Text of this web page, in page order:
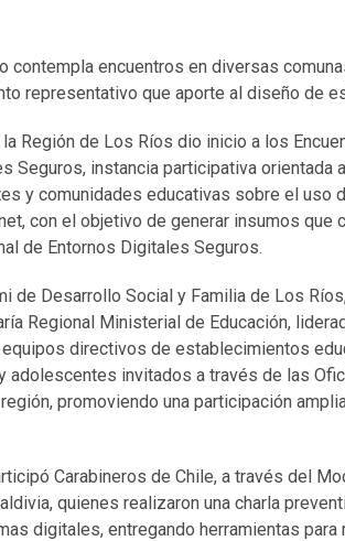
contempla encuentros en diversas
representativo que aporte al diseño de
Región de Los Ríos dio inicio a los
Seguros, instancia participativa orientada
y comunidades educativas sobre el uso
con el objetivo de generar insumos que
de Entornos Digitales Seguros.
de Desarrollo Social y Familia de Los
Regional Ministerial de Educación,
directivos de establecimientos
adolescentes invitados a través de las
promoviendo una participación
Carabineros de Chile, a través del
quienes realizaron una charla
digitales, entregando herramientas para